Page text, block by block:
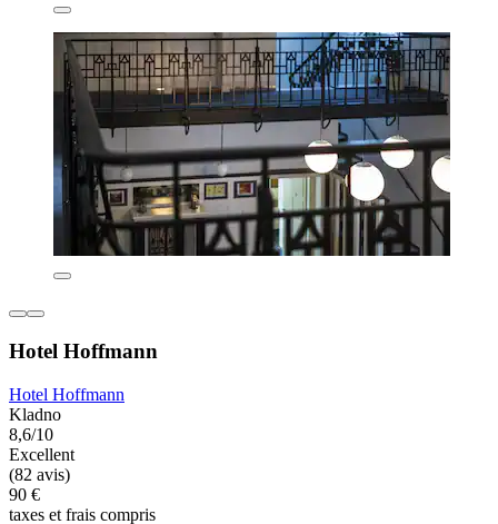
Hotel Hoffmann
Hotel Hoffmann
Kladno
8,6/10
Excellent
(82 avis)
90 €
taxes et frais compris